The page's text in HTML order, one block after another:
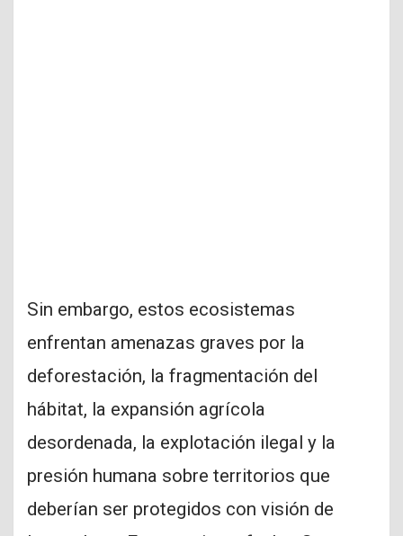
Sin embargo, estos ecosistemas
enfrentan amenazas graves por la
deforestación, la fragmentación del
hábitat, la expansión agrícola
desordenada, la explotación ilegal y la
presión humana sobre territorios que
deberían ser protegidos con visión de